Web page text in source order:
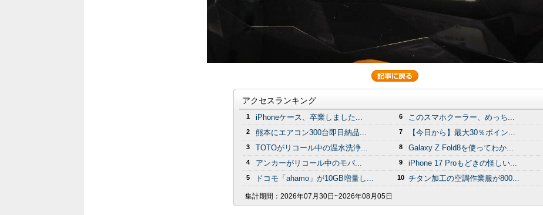
アクセスランキング
1 iPhoneケース、卒業しました...
2 熊本にエアコン300台即日納品...
3 TOTOがリコール中の温水洗浄...
4 アンカーがリコール中のモバ...
5 ドコモ「ahamo」が10GB増量し...
6 このスマホクーラー、めっち...
7 【今日から】最大30％ポイン...
8 Galaxy Z Fold8を使ってわか...
9 iPhone 17 Proもどきの怪しい...
10 チタン加工の空調作業服が800...
集計期間： 2026年07月30日~2026年08月05日